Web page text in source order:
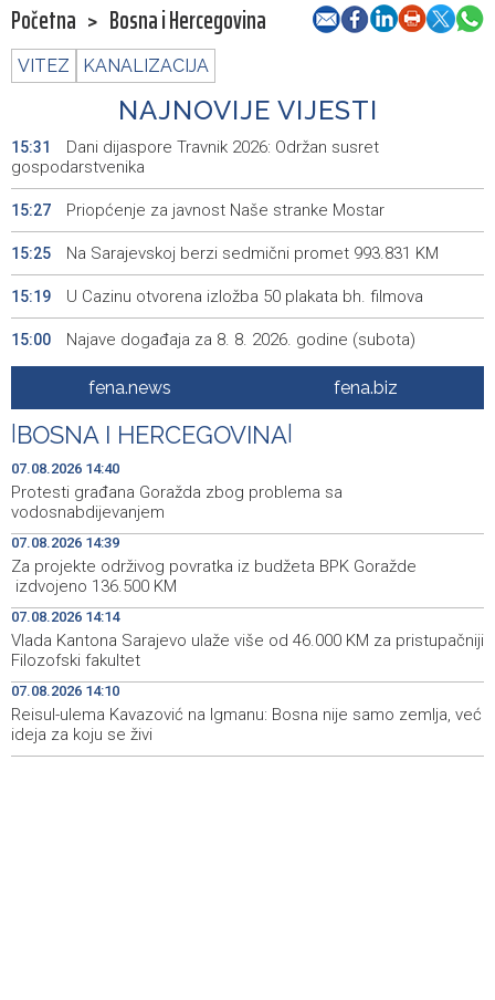
Početna > Bosna i Hercegovina
VITEZ KANALIZACIJA
NAJNOVIJE VIJESTI
15:31
Dani dijaspore Travnik 2026: Održan susret
gospodarstvenika
15:27 Priopćenje za javnost Naše stranke Mostar
15:25 Na Sarajevskoj berzi sedmični promet 993.831 KM
15:19 U Cazinu otvorena izložba 50 plakata bh. filmova
15:00 Najave događaja za 8. 8. 2026. godine (subota)
SFF Tribute to Béla Tarr features works by his former
14:44
Magoda ugostio Halida Kuburovića i zahvalio mu za
predanost kulturi
14:40
Protesti građana Goražda zbog problema sa
vodosnabdijevanjem
14:39
Za projekte održivog povratka iz budžeta BPK Goražde
izdvojeno 136.500 KM
14:38
Saudijska Arabija, Turska i Pakistan potpisali sporazum o
zajedničkoj odbrani
fena.news fena.biz
BOSNA I HERCEGOVINA
07.08.2026 14:40
Protesti građana Goražda zbog problema sa
vodosnabdijevanjem
07.08.2026 14:39
Za projekte održivog povratka iz budžeta BPK Goražde
izdvojeno 136.500 KM
07.08.2026 14:14
Vlada Kantona Sarajevo ulaže više od 46.000 KM za pristupačniji
Filozofski fakultet
07.08.2026 14:10
Reisul-ulema Kavazović na Igmanu: Bosna nije samo zemlja, već
ideja za koju se živi